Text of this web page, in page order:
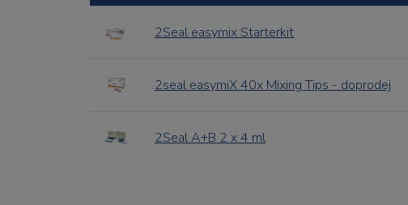
2Seal easymix Starterkit
2seal easymiX 40x Mixing Tips - doprodej
2Seal A+B 2 x 4 ml